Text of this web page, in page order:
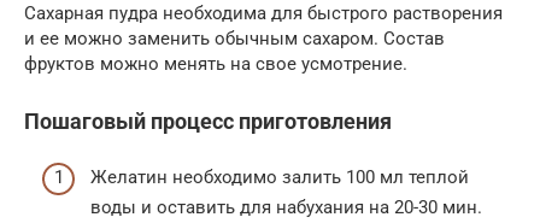
Сахарная пудра необходима для быстрого растворения
и ее можно заменить обычным сахаром. Состав
фруктов можно менять на свое усмотрение.
Пошаговый процесс приготовления
Желатин необходимо залить 100 мл теплой
воды и оставить для набухания на 20-30 мин.